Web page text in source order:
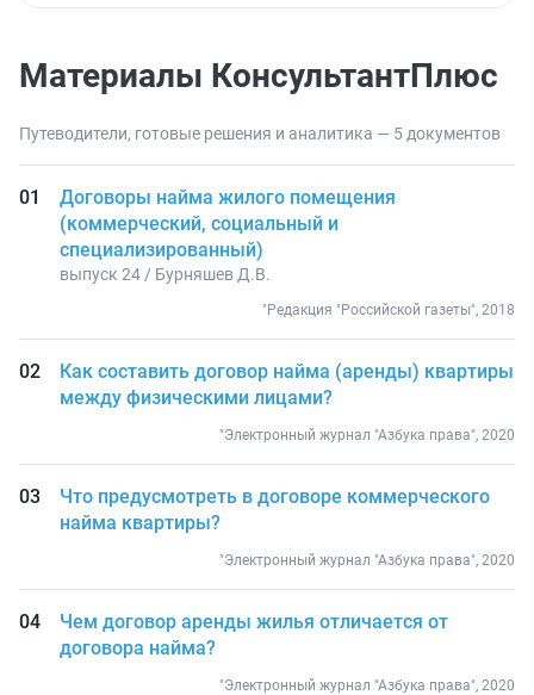
Материалы КонсультантПлюс
Путеводители, готовые решения и аналитика — 5 документов
Договоры найма жилого помещения
(коммерческий, социальный и
специализированный)
выпуск 24 / Бурняшев Д.В.
"Редакция "Российской газеты", 2018
Как составить договор найма (аренды) квартиры
между физическими лицами?
"Электронный журнал "Азбука права", 2020
Что предусмотреть в договоре коммерческого
найма квартиры?
"Электронный журнал "Азбука права", 2020
Чем договор аренды жилья отличается от
договора найма?
"Электронный журнал "Азбука права", 2020